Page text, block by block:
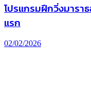
โปรแกรมฝึกวิ่งมารา
แรก
02/02/2026